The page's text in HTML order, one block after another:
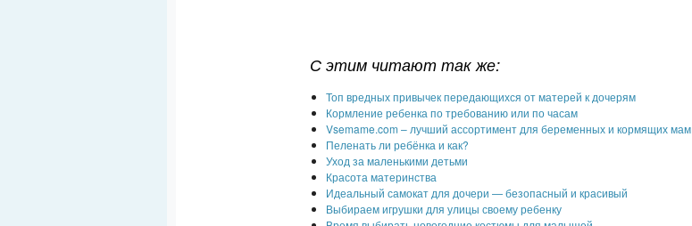
С этим читают так же:
Топ вредных привычек передающихся от матерей к дочерям
Кормление ребенка по требованию или по часам
Vsemame.com – лучший ассортимент для беременных и кормящих мам
Пеленать ли ребёнка и как?
Уход за маленькими детьми
Красота материнства
Идеальный самокат для дочери — безопасный и красивый
Выбираем игрушки для улицы своему ребенку